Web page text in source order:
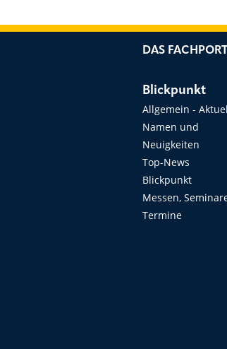
DAS
Blickpunkt
Allgemein -
Namen und
Neuigkeiten
Top-News
Blickpunkt
Messen,
Termine